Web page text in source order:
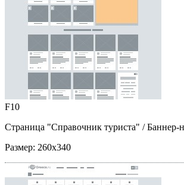
F10
Страница "Справочник туриста" / Баннер-
Размер: 260x340